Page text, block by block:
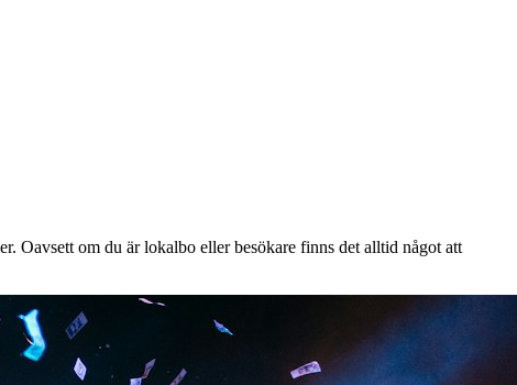
Oavsett om du är lokalbo eller besökare finns det alltid något att